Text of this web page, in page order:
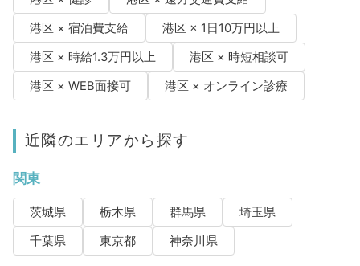
港区 × 宿泊費支給
港区 × 1日10万円以上
港区 × 時給1.3万円以上
港区 × 時短相談可
港区 × WEB面接可
港区 × オンライン診療
近隣のエリアから探す
関東
茨城県 栃木県 群馬県
埼玉県
千葉県
東京都 神奈川県